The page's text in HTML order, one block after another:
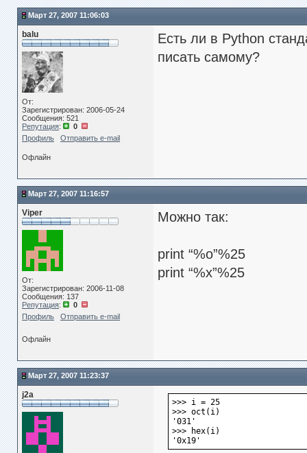
Март 27, 2007 11:06:03
balu
От:
Зарегистрирован: 2006-05-24
Сообщения: 521
Репутация:
0
Профиль
Отправить e-mail
Есть ли в Python
писать самому?
Офлайн
Март 27, 2007 11:16:57
Viper
От:
Зарегистрирован: 2006-11-08
Сообщения: 137
Репутация:
0
Профиль
Отправить e-mail
Можно так:
print “%o”%25
print “%x”%25
Офлайн
Март 27, 2007 11:23:37
j2a
>>> i = 25
>>> oct(i)
'031'
>>> hex(i)
'0x19'